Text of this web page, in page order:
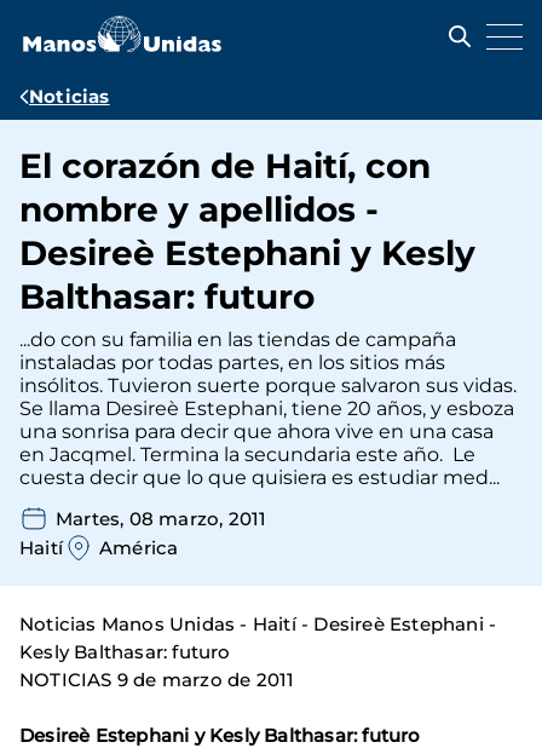
contenido
Ruta
navegación
Noticias
El corazón de Haití, con
nombre y apellidos -
Desireè Estephani y Kesly
Balthasar: futuro
...do con su familia en las tiendas de campaña
instaladas por todas partes, en los sitios más
insólitos. Tuvieron suerte porque salvaron sus vidas.
Se llama Desireè Estephani, tiene 20 años, y esboza
una sonrisa para decir que ahora vive en una casa
en Jacqmel. Termina la secundaria este año. Le
cuesta decir que lo que quisiera es estudiar med...
Martes, 08 marzo, 2011
Haití
América
Noticias Manos Unidas - Haití - Desireè Estephani -
Kesly Balthasar: futuro
NOTICIAS 9 de marzo de 2011
Desireè Estephani y Kesly Balthasar: futuro